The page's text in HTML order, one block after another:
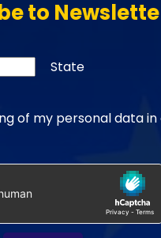
to
State
of my personal data